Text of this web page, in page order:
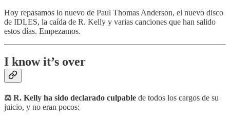
Hoy repasamos lo nuevo de Paul Thomas Anderson, el nuevo disco
de IDLES, la caída de R. Kelly y varias canciones que han salido
estos días. Empezamos.
I know it’s over
⚖ R. Kelly ha sido declarado culpable de todos los cargos de su
juicio, y no eran pocos: